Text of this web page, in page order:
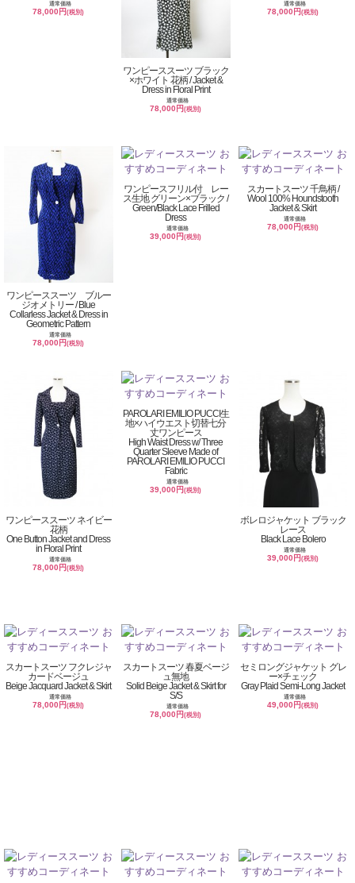
通常価格
78,000円(税別)
ワンピーススーツ ブラック
×ホワイト 花柄 / Jacket &
Dress in Floral Print
通常価格
78,000円(税別)
通常価格
78,000円(税別)
ワンピーススーツ ブルー
ジオメトリー / Blue
Collarless Jacket & Dress in
Geometric Pattern
通常価格
78,000円(税別)
ワンピースフリル付 レー
ス生地 グリーン×ブラック /
Green/Black Lace Frilled
Dress
通常価格
39,000円(税別)
スカートスーツ 千鳥柄 /
Wool 100% Houndstooth
Jacket & Skirt
通常価格
78,000円(税別)
ワンピーススーツ ネイビー
花柄
One Button Jacket and Dress
in Floral Print
通常価格
78,000円(税別)
PAROLARI EMILIO PUCCI生
地×ハイウエスト切替七分
丈ワンピース
High Waist Dress w/ Three
Quarter Sleeve Made of
PAROLARI EMILIO PUCCI
Fabric
通常価格
39,000円(税別)
ボレロジャケット ブラック
レース
Black Lace Bolero
通常価格
39,000円(税別)
スカートスーツ フクレジャ
カードベージュ
Beige Jacquard Jacket & Skirt
通常価格
78,000円(税別)
スカートスーツ 春夏ベージ
ュ無地
Solid Beige Jacket & Skirt for
S/S
通常価格
78,000円(税別)
セミロングジャケット グレ
ー×チェック
Gray Plaid Semi-Long Jacket
通常価格
49,000円(税別)